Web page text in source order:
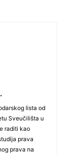
lista od
Sveučilišta u
raditi kao
prava
prava na